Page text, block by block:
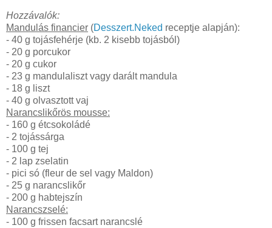
Hozzávalók:
Mandulás financier (Desszert.Neked receptje alapján):
- 40 g tojásfehérje (kb. 2 kisebb tojásból)
- 20 g porcukor
- 20 g cukor
- 23 g mandulaliszt vagy darált mandula
- 18 g liszt
- 40 g olvasztott vaj
Narancslikőrös mousse:
- 160 g étcsokoládé
- 2 tojássárga
- 100 g tej
- 2 lap zselatin
- pici só (fleur de sel vagy Maldon)
- 25 g narancslikőr
- 200 g habtejszín
Narancszselé:
- 100 g frissen facsart narancslé